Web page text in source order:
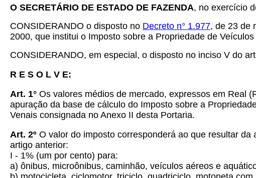
O SECRETÁRIO DE ESTADO DE FAZENDA, no exercício
CONSIDERANDO o disposto no Decreto n° 1.977, de 23 de
2000, que institui o Imposto sobre a Propriedade de
CONSIDERANDO, em especial, o disposto no inciso V do
R E S O L V E:
Art. 1° Os valores médios de mercado, expressos em Real
apuração da base de cálculo do Imposto sobre a
Venais consignada no Anexo II desta Portaria.
Art. 2º O valor do imposto corresponderá ao que resultar
artigo anterior:
I - 1% (um por cento) para:
a) ônibus, microônibus, caminhão, veículos aéreos e